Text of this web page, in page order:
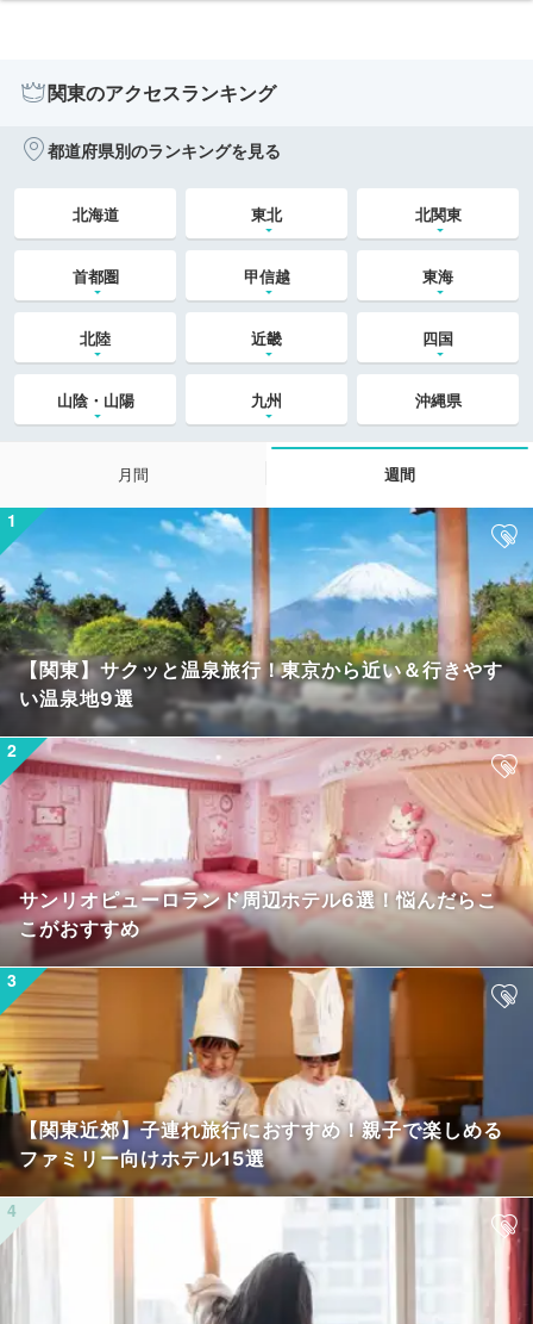
関東のアクセスランキング
都道府県別のランキングを見る
北海道 東北 北関東
首都圏 甲信越 東海
北陸 近畿 四国
山陰・山陽 九州 沖縄県
月間 週間
【関東】サクッと温泉旅行！東京から近い＆行きやす
い温泉地9選
サンリオピューロランド周辺ホテル6選！悩んだらこ
こがおすすめ
【関東近郊】子連れ旅行におすすめ！親子で楽しめる
ファミリー向けホテル15選